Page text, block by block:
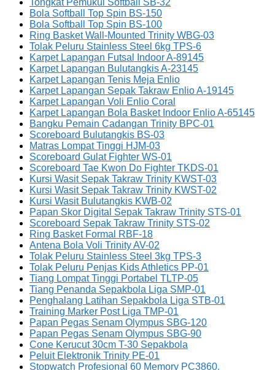
Tongkat Pemukul Softball SB-32
Bola Softball Top Spin BS-150
Bola Softball Top Spin BS-100
Ring Basket Wall-Mounted Trinity WBG-03
Tolak Peluru Stainless Steel 6kg TPS-6
Karpet Lapangan Futsal Indoor A-89145
Karpet Lapangan Bulutangkis A-23145
Karpet Lapangan Tenis Meja Enlio
Karpet Lapangan Sepak Takraw Enlio A-19145
Karpet Lapangan Voli Enlio Coral
Karpet Lapangan Bola Basket Indoor Enlio A-65145
Bangku Pemain Cadangan Trinity BPC-01
Scoreboard Bulutangkis BS-03
Matras Lompat Tinggi HJM-03
Scoreboard Gulat Fighter WS-01
Scoreboard Tae Kwon Do Fighter TKDS-01
Kursi Wasit Sepak Takraw Trinity KWST-03
Kursi Wasit Sepak Takraw Trinity KWST-02
Kursi Wasit Bulutangkis KWB-02
Papan Skor Digital Sepak Takraw Trinity STS-01
Scoreboard Sepak Takraw Trinity STS-02
Ring Basket Formal RBF-18
Antena Bola Voli Trinity AV-02
Tolak Peluru Stainless Steel 3kg TPS-3
Tolak Peluru Penjas Kids Athletics PP-01
Tiang Lompat Tinggi Portabel TLTP-05
Tiang Penanda Sepakbola Liga SMP-01
Penghalang Latihan Sepakbola Liga STB-01
Training Marker Post Liga TMP-01
Papan Pegas Senam Olympus SBG-120
Papan Pegas Senam Olympus SBG-90
Cone Kerucut 30cm T-30 Sepakbola
Peluit Elektronik Trinity PE-01
Stopwatch Profesional 60 Memory PC3860.